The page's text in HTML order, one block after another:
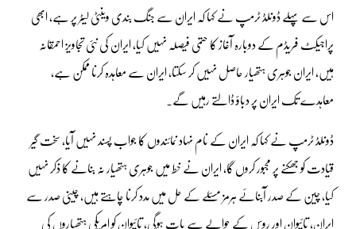
اس سے پہلے ڈونلڈ ٹرمپ نے کہا کہ ایران سے جنگ بندی وینٹی لیٹر پر ہے، ابھی
پراجیکٹ فریڈم کے دوبارہ آغاز کا حتمی فیصلہ نہیں کیا، ایران کی نئی تجاویز احمقانہ
ہیں، ایران جوہری ہتھیار حاصل نہیں کر سکتا، ایران سے معاہدہ کرنا ممکن ہے،
معاہدے تک ایران پر دباؤ ڈالتے رہیں گے۔
ڈونلڈ ٹرمپ نے کہا کہ ایران کے نام نہاد نمائندوں کا جواب پسند نہیں آیا، سخت گیر
قیادت کو جھکنے پر مجبور کروں گا، ایران نے خط میں جوہری ہتھیار نہ بنانے کا ذکر نہیں
کیا، چین کے صدر آبنائے ہرمز مسئلے کے حل میں مدد کرنا چاہتے ہیں، چینی صدر سے